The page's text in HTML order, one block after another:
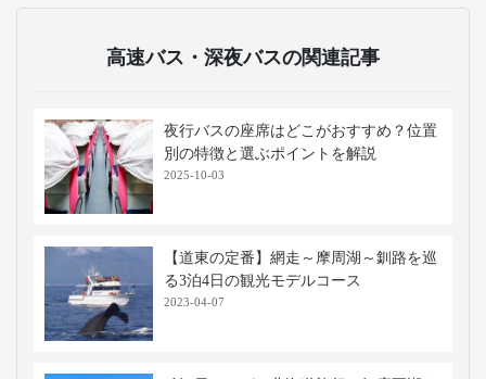
高速バス・深夜バスの関連記事
夜行バスの座席はどこがおすすめ？位置
別の特徴と選ぶポイントを解説
2025-10-03
【道東の定番】網走～摩周湖～釧路を巡
る3泊4日の観光モデルコース
2023-04-07